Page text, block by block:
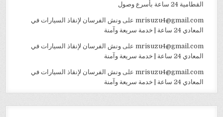
القطامية 24 ساعة بأسرع وصول
mrisuzu4@gmail.comعلى ونش الفرسان لإنقاذ السيارات في
المعادي 24 ساعة | خدمة سريعة وآمنة
mrisuzu4@gmail.comعلى ونش الفرسان لإنقاذ السيارات في
المعادي 24 ساعة | خدمة سريعة وآمنة
mrisuzu4@gmail.comعلى ونش الفرسان لإنقاذ السيارات في
المعادي 24 ساعة | خدمة سريعة وآمنة